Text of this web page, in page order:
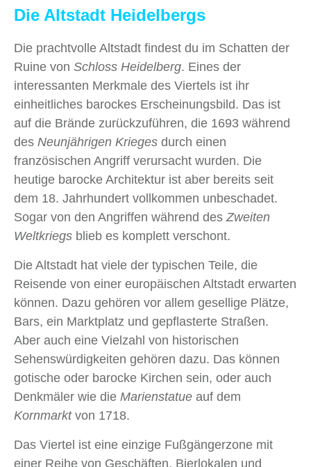
Die Altstadt Heidelbergs
Die prachtvolle Altstadt findest du im Schatten der
Ruine von Schloss Heidelberg. Eines der
interessanten Merkmale des Viertels ist ihr
einheitliches barockes Erscheinungsbild. Das ist
auf die Brände zurückzuführen, die 1693 während
des Neunjährigen Krieges durch einen
französischen Angriff verursacht wurden. Die
heutige barocke Architektur ist aber bereits seit
dem 18. Jahrhundert vollkommen unbeschadet.
Sogar von den Angriffen während des Zweiten
Weltkriegs blieb es komplett verschont.
Die Altstadt hat viele der typischen Teile, die
Reisende von einer europäischen Altstadt erwarten
können. Dazu gehören vor allem gesellige Plätze,
Bars, ein Marktplatz und gepflasterte Straßen.
Aber auch eine Vielzahl von historischen
Sehenswürdigkeiten gehören dazu. Das können
gotische oder barocke Kirchen sein, oder auch
Denkmäler wie die Marienstatue auf dem
Kornmarktvon 1718.
Das Viertel ist eine einzige Fußgängerzone mit
einer Reihe von Geschäften, Bierlokalen und